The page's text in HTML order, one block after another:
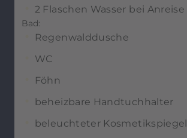
2 Flaschen Wasser bei Anreise
Bad:
Regenwalddusche
WC
Föhn
beheizbare Handtuchhalter
beleuchteter Kosmetikspiegel